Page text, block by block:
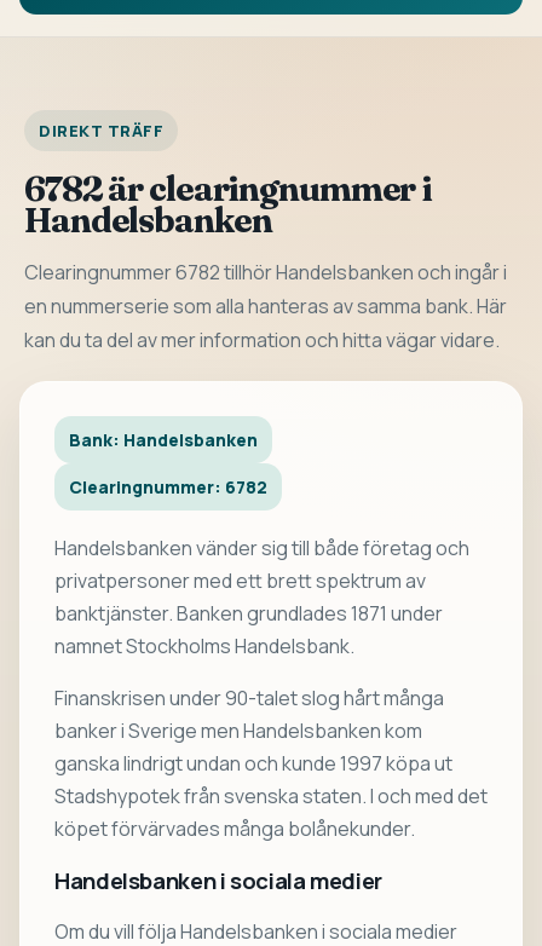
DIREKT TRÄFF
6782 är clearingnummer i
Handelsbanken
Clearingnummer 6782 tillhör Handelsbanken och ingår i
en nummerserie som alla hanteras av samma bank. Här
kan du ta del av mer information och hitta vägar vidare.
Bank: Handelsbanken
Clearingnummer: 6782
Handelsbanken vänder sig till både företag och
privatpersoner med ett brett spektrum av
banktjänster. Banken grundlades 1871 under
namnet Stockholms Handelsbank.
Finanskrisen under 90-talet slog hårt många
banker i Sverige men Handelsbanken kom
ganska lindrigt undan och kunde 1997 köpa ut
Stadshypotek från svenska staten. I och med det
köpet förvärvades många bolånekunder.
Handelsbanken i sociala medier
Om du vill följa Handelsbanken i sociala medier